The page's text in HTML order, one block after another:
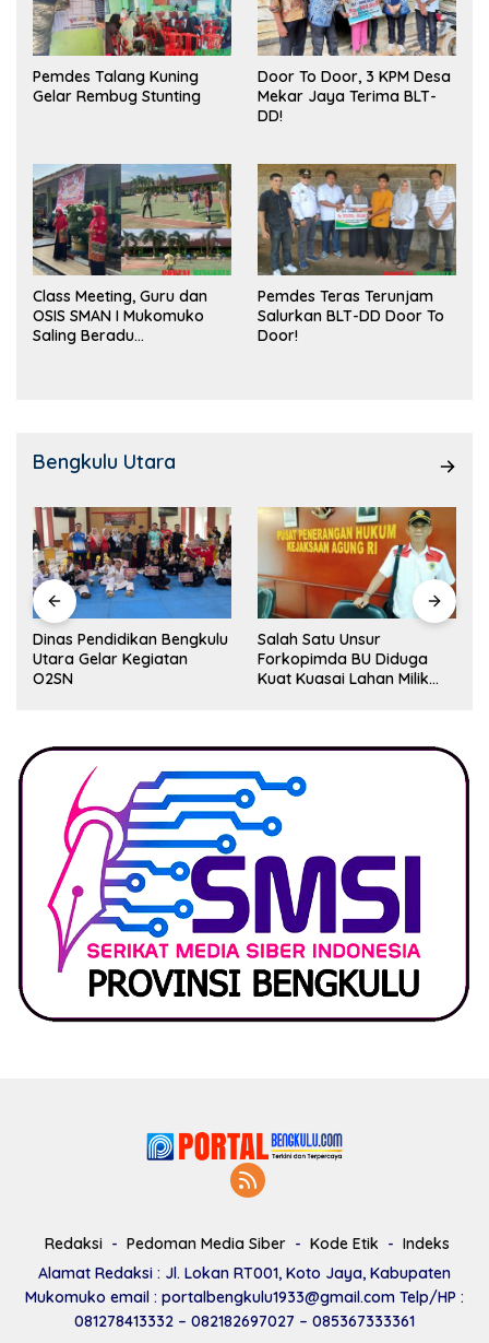
Pemdes Talang Kuning
Gelar Rembug Stunting
Door To Door, 3 KPM Desa
Mekar Jaya Terima BLT-
DD!
Class Meeting, Guru dan
OSIS SMAN I Mukomuko
Saling Beradu
Pemdes Teras Terunjam
Salurkan BLT-DD Door To
Door!
Bengkulu Utara
Dinas Pendidikan Bengkulu
Utara Gelar Kegiatan
O2SN
Salah Satu Unsur
Forkopimda BU Diduga
Kuat Kuasai Lahan Milik
Redaksi Pedoman Media Siber Kode Etik
Indeks
Alamat Redaksi : Jl. Lokan RT001, Koto Jaya, Kabupaten
Mukomuko email : portalbengkulu1933@gmail.com Telp/HP :
081278413332 – 082182697027 – 085367333361